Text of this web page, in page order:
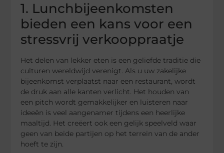
1. Lunchbijeenkomsten
bieden een kans voor een
stressvrij verkooppraatje
Het delen van lekker eten is een geliefde traditie die
culturen wereldwijd verenigt. Als u uw zakelijke
bijeenkomst verplaatst naar een restaurant, wordt
de druk aan alle kanten verlicht. Het houden van
een pitch wordt gemakkelijker en luisteren naar
ideeën is veel aangenamer tijdens een heerlijke
maaltijd. Het creëert ook een gelijk speelveld waar
geen van beide partijen op het terrein van de ander
hoeft te zijn.